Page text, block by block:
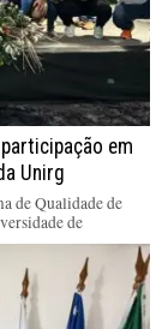
em
Unirg
de Qualidade de
de